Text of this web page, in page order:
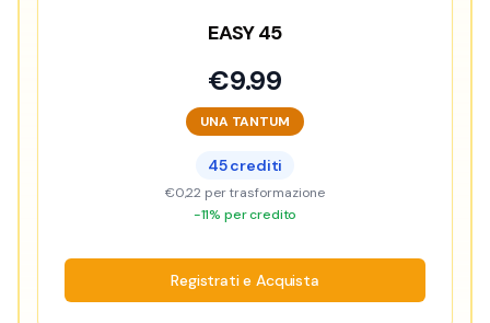
EASY 45
€9.99
UNA TANTUM
45crediti
€0,22 per trasformazione
-11% per credito
Registrati e Acquista